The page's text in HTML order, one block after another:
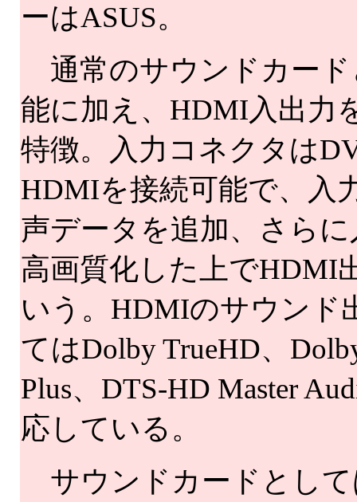
ーはASUS。
通常のサウンドカード
能に加え、HDMI入出力
特徴。入力コネクタは
HDMIを接続可能で、入
声データを追加、さら
高画質化した上でHDMI
いう。HDMIのサウンド
てはDolby TrueHD、
Plus、DTS-HD Master
応している。
サウンドカードとして